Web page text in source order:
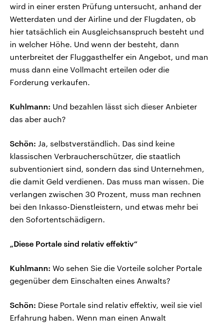
wird in einer ersten Prüfung untersucht, anhand der
Wetterdaten und der Airline und der Flugdaten, ob
hier tatsächlich ein Ausgleichsanspruch besteht und
in welcher Höhe. Und wenn der besteht, dann
unterbreitet der Fluggasthelfer ein Angebot, und man
muss dann eine Vollmacht erteilen oder die
Forderung verkaufen.
Kuhlmann: Und bezahlen lässt sich dieser Anbieter
das aber auch?
Schön: Ja, selbstverständlich. Das sind keine
klassischen Verbraucherschützer, die staatlich
subventioniert sind, sondern das sind Unternehmen,
die damit Geld verdienen. Das muss man wissen. Die
verlangen zwischen 30 Prozent, muss man rechnen
bei den Inkasso-Dienstleistern, und etwas mehr bei
den Sofortentschädigern.
„Diese Portale sind relativ effektiv“
Kuhlmann: Wo sehen Sie die Vorteile solcher Portale
gegenüber dem Einschalten eines Anwalts?
Schön: Diese Portale sind relativ effektiv, weil sie viel
Erfahrung haben. Wenn man einen Anwalt